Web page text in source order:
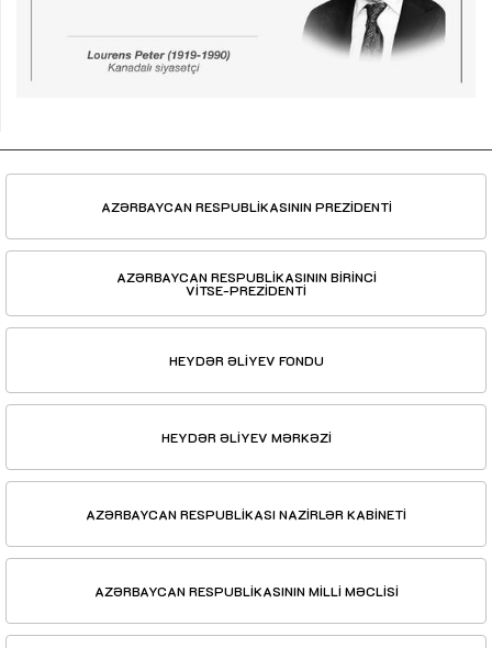
AZƏRBAYCAN RESPUBLİKASININ PREZİDENTİ
AZƏRBAYCAN RESPUBLİKASININ BİRİNCİ
VİTSE-PREZİDENTİ
HEYDƏR ƏLİYEV FONDU
HEYDƏR ƏLİYEV MƏRKƏZİ
AZƏRBAYCAN RESPUBLİKASI NAZİRLƏR KABİNETİ
AZƏRBAYCAN RESPUBLİKASININ MİLLİ MƏCLİSİ